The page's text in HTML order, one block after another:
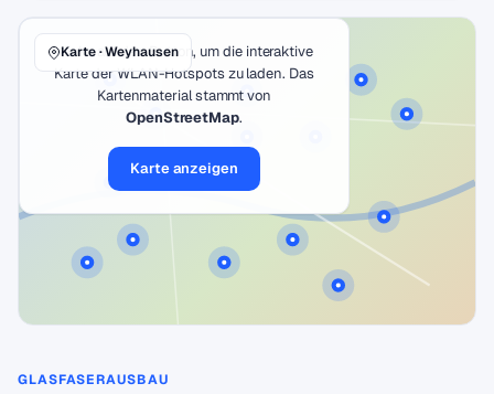
Klicke auf den Button, um die interaktive
Karte der WLAN-Hotspots zu laden. Das
Kartenmaterial stammt von
OpenStreetMap.
Karte anzeigen
Karte · Weyhausen
GLASFASERAUSBAU